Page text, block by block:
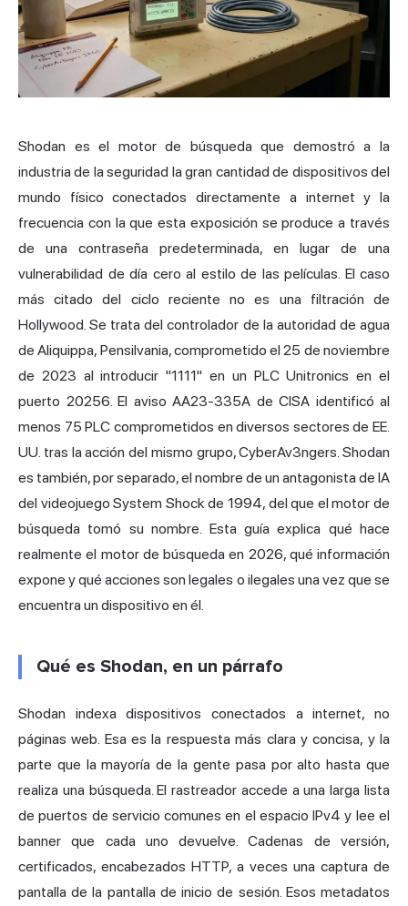
Shodan es el motor de búsqueda que demostró a la
industria de la seguridad la gran cantidad de dispositivos del
mundo físico conectados directamente a internet y la
frecuencia con la que esta exposición se produce a través
de una contraseña predeterminada, en lugar de una
vulnerabilidad de día cero al estilo de las películas. El caso
más citado del ciclo reciente no es una filtración de
Hollywood. Se trata del controlador de la autoridad de agua
de Aliquippa, Pensilvania, comprometido el 25 de noviembre
de 2023 al introducir "1111" en un PLC Unitronics en el
puerto 20256. El aviso AA23-335A de CISA identificó al
menos 75 PLC comprometidos en diversos sectores de EE.
UU. tras la acción del mismo grupo, CyberAv3ngers. Shodan
es también, por separado, el nombre de un antagonista de IA
del videojuego System Shock de 1994, del que el motor de
búsqueda tomó su nombre. Esta guía explica qué hace
realmente el motor de búsqueda en 2026, qué información
expone y qué acciones son legales o ilegales una vez que se
encuentra un dispositivo en él.
Qué es Shodan, en un párrafo
Shodan indexa dispositivos conectados a internet, no
páginas web. Esa es la respuesta más clara y concisa, y la
parte que la mayoría de la gente pasa por alto hasta que
realiza una búsqueda. El rastreador accede a una larga lista
de puertos de servicio comunes en el espacio IPv4 y lee el
banner que cada uno devuelve. Cadenas de versión,
certificados, encabezados HTTP, a veces una captura de
pantalla de la pantalla deinicio de sesión. Esos metadatos